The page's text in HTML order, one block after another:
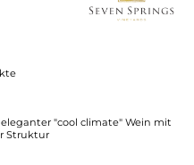
"cool climate" Wein mit
Struktur